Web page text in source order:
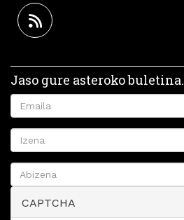
Jaso gure asteroko buletina.
CAPTCHA